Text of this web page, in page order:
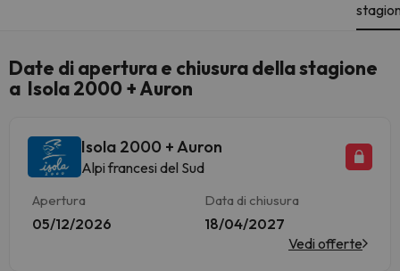
Date di apertura e chiusura della stagione
a Isola 2000 + Auron
Isola 2000 + Auron
Alpi francesi del Sud
Apertura
05/12/2026
Data di chiusura
18/04/2027
Vedi offerte